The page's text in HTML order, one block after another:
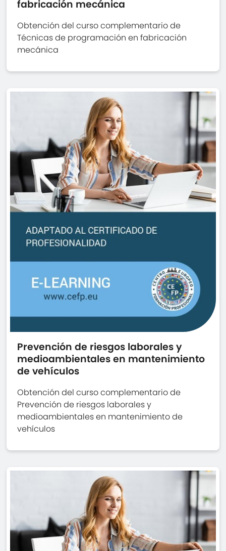
fabricación mecánica
Obtención del curso complementario de
Técnicas de programación en fabricación
mecánica
Prevención de riesgos laborales y
medioambientales en mantenimiento
de vehículos
Obtención del curso complementario de
Prevención de riesgos laborales y
medioambientales en mantenimiento de
vehículos